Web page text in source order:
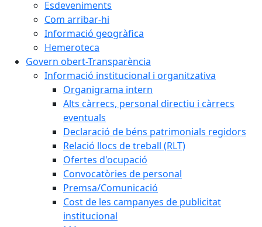
Esdeveniments
Com arribar-hi
Informació geogràfica
Hemeroteca
Govern obert-Transparència
Informació institucional i organitzativa
Organigrama intern
Alts càrrecs, personal directiu i càrrecs
eventuals
Declaració de béns patrimonials regidors
Relació llocs de treball (RLT)
Ofertes d'ocupació
Convocatòries de personal
Premsa/Comunicació
Cost de les campanyes de publicitat
institucional